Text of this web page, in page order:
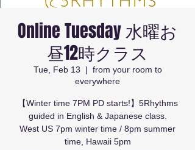
Online Tuesday 水曜お
昼12時クラス
Tue, Feb 13
  |
from your room to
everywhere
【Winter time 7PM PD starts!】5Rhythms
guided in English & Japanese class.
West US 7pm winter time / 8pm summer
time, Hawaii 5pm